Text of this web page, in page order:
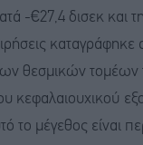
-€27,4 δισεκ και
θεσμικών τομέων
κεφαλαιουχικού
το μέγεθος είναι